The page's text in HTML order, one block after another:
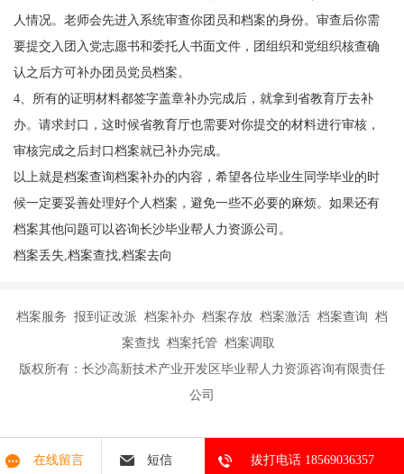
人情况。老师会先进入系统审查你团员和档案的身份。审查后你需
要提交入团入党志愿书和委托人书面文件，团组织和党组织核查确
认之后方可补办团员党员档案。
4、所有的证明材料都签字盖章补办完成后，就拿到省教育厅去补
办。请求封口，这时候省教育厅也需要对你提交的材料进行审核，
审核完成之后封口档案就已补办完成。
以上就是档案查询档案补办的内容，希望各位毕业生同学毕业的时
候一定要妥善处理好个人档案，避免一些不必要的麻烦。如果还有
档案其他问题可以咨询长沙毕业帮人力资源公司。
档案丢失,档案查找,档案去向
档案服务 报到证改派 档案补办 档案存放 档案激活 档案查询 档
案查找 档案托管 档案调取
版权所有：长沙高新技术产业开发区毕业帮人力资源咨询有限责任
公司
在线留言 短信 拔打电话 18569036357